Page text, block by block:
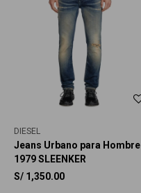
DIESEL
Jeans Urbano para Hombre
1979 SLEENKER
S/ 1,350.00